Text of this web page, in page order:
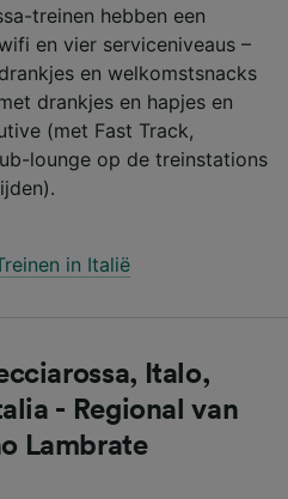
treinen hebben een
en vier serviceniveaus –
en welkomstsnacks
drankjes en hapjes en
(met Fast Track,
lounge op de treinstations
in Italië
Italo,
- Regional van
Lambrate